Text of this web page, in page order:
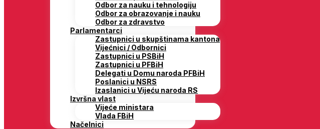
Odbor za nauku i tehnologiju
Odbor za obrazovanje i nauku
Odbor za zdravstvo
Parlamentarci
Zastupnici u skupštinama kantona
Vijećnici / Odbornici
Zastupnici u PSBiH
Zastupnici u PFBiH
Delegati u Domu naroda PFBiH
Poslanici u NSRS
Izaslanici u Vijeću naroda RS
Izvršna vlast
Vijeće ministara
Vlada FBiH
Načelnici